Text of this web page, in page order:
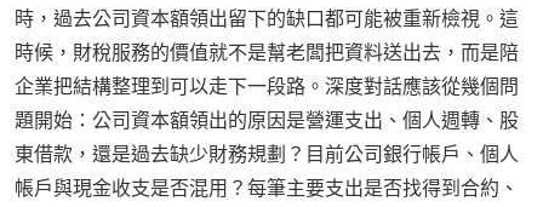
時，過去公司資本額領出留下的缺口都可能被重新檢視。這
時候，財稅服務的價值就不是幫老闆把資料送出去，而是陪
企業把結構整理到可以走下一段路。深度對話應該從幾個問
題開始：公司資本額領出的原因是營運支出、個人週轉、股
東借款，還是過去缺少財務規劃？目前公司銀行帳戶、個人
帳戶與現金收支是否混用？每筆主要支出是否找得到合約、